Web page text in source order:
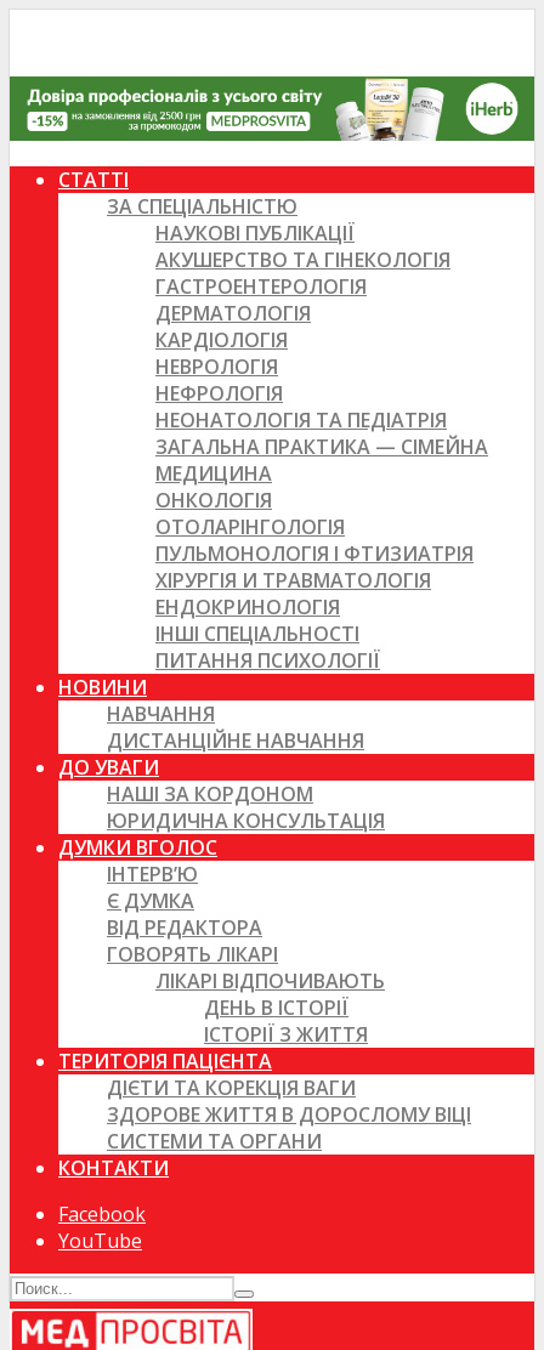
СТАТТІ
ЗА СПЕЦІАЛЬНІСТЮ
НАУКОВІ ПУБЛІКАЦІЇ
АКУШЕРСТВО ТА ГІНЕКОЛОГІЯ
ГАСТРОЕНТЕРОЛОГІЯ
ДЕРМАТОЛОГІЯ
КАРДІОЛОГІЯ
НЕВРОЛОГІЯ
НЕФРОЛОГІЯ
НЕОНАТОЛОГІЯ ТА ПЕДІАТРІЯ
ЗАГАЛЬНА ПРАКТИКА — СІМЕЙНА
МЕДИЦИНА
ОНКОЛОГІЯ
ОТОЛАРІНГОЛОГІЯ
ПУЛЬМОНОЛОГІЯ І ФТИЗИАТРІЯ
ХІРУРГІЯ И ТРАВМАТОЛОГІЯ
ЕНДОКРИНОЛОГІЯ
ІНШІ СПЕЦІАЛЬНОСТІ
ПИТАННЯ ПСИХОЛОГІЇ
НОВИНИ
НАВЧАННЯ
ДИСТАНЦІЙНЕ НАВЧАННЯ
ДО УВАГИ
НАШІ ЗА КОРДОНОМ
ЮРИДИЧНА КОНСУЛЬТАЦІЯ
ДУМКИ ВГОЛОС
ІНТЕРВ’Ю
Є ДУМКА
ВІД РЕДАКТОРА
ГОВОРЯТЬ ЛІКАРІ
ЛІКАРІ ВІДПОЧИВАЮТЬ
ДЕНЬ В ІСТОРІЇ
ІСТОРІЇ З ЖИТТЯ
ТЕРИТОРІЯ ПАЦІЄНТА
ДІЄТИ ТА КОРЕКЦІЯ ВАГИ
ЗДОРОВЕ ЖИТТЯ В ДОРОСЛОМУ ВІЦІ
СИСТЕМИ ТА ОРГАНИ
КОНТАКТИ
Facebook
YouTube